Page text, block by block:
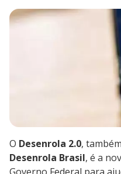
O Desenrola 2.0,
Desenrola Brasil, é a